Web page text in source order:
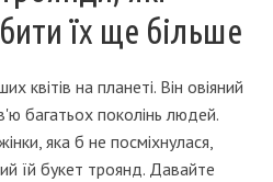
дефектними в самому
їх ще більше
квітів на планеті. Він овіяний
багатьох поколінь людей.
яка б не посміхнулася,
їй букет троянд. Давайте